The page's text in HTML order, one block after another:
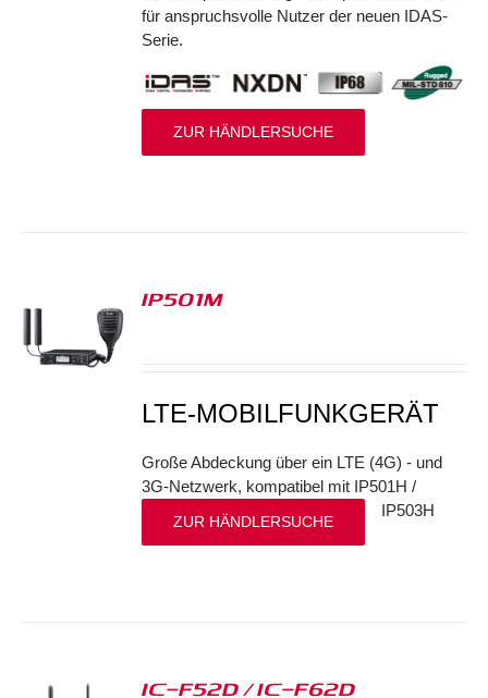
für anspruchsvolle Nutzer der neuen IDAS-
Serie.
ZUR HÄNDLERSUCHE
IP501M
LTE-MOBILFUNKGERÄT
Große Abdeckung über ein LTE (4G) - und
3G-Netzwerk, kompatibel mit IP501H /
IP503H
ZUR HÄNDLERSUCHE
IC-F52D / IC-F62D